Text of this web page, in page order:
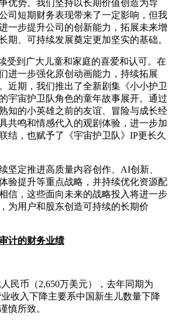
优势。我们坚持以长期价值创造为导
司短期财务表现带来了一定影响，但我
一步提升公司的创新能力，拓展未来增
期、可持续发展奠定更加坚实的基础。
受到广大儿童和家庭的喜爱和认可。在
进一步强化原创动画能力，持续拓展
近期，我们推出了全新剧集《小小护卫
宇宙护卫队角色的童年故事展开。通过
知的小英雄之前的友谊、冒险与成长经
共鸣和情感代入的观剧体验，进一步加
结，也赋予了《宇宙护卫队》IP更长久
坚定推进高质量内容创作、AI创新、
验提升等重点战略，并持续优化资源配
信，这些面向未来的战略投入将进一步
为用户和股东创造可持续的长期价
计的财务业绩
民币（2,650万美元），去年同期为
收入下降主要系中国新生儿数量下降
慎所致。